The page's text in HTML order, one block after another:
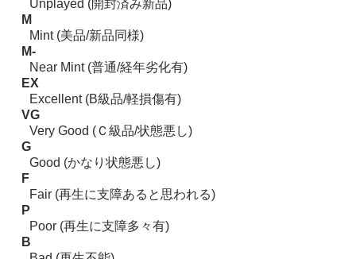
Unplayed (開封済み新品)
M
Mint (美品/新品同様)
M-
Near Mint (普通/経年劣化有)
EX
Excellent (B級品/軽損傷有)
VG
Very Good (Ｃ級品/状態悪し)
G
Good (かなり状態悪し)
F
Fair (再生に支障あると思われる)
P
Poor (再生に支障多々有)
B